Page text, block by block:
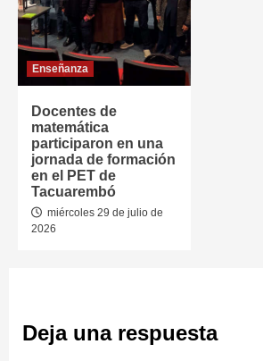
Enseñanza
Docentes de
matemática
participaron en una
jornada de formación
en el PET de
Tacuarembó
miércoles 29 de julio de
2026
Deja una respuesta